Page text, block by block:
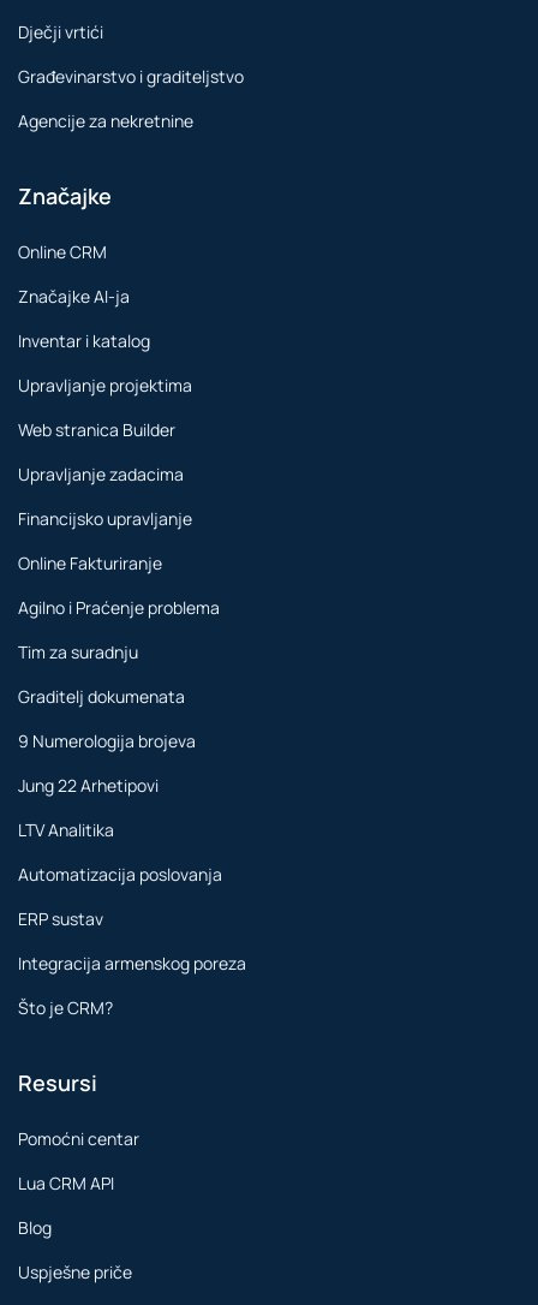
Dječji vrtići
Građevinarstvo i graditeljstvo
Agencije za nekretnine
Značajke
Online CRM
Značajke AI-ja
Inventar i katalog
Upravljanje projektima
Web stranica Builder
Upravljanje zadacima
Financijsko upravljanje
Online Fakturiranje
Agilno i Praćenje problema
Tim za suradnju
Graditelj dokumenata
9 Numerologija brojeva
Jung 22 Arhetipovi
LTV Analitika
Automatizacija poslovanja
ERP sustav
Integracija armenskog poreza
Što je CRM?
Resursi
Pomoćni centar
Lua CRM API
Blog
Uspješne priče